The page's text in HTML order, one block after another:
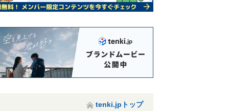
tenki.jpトップ